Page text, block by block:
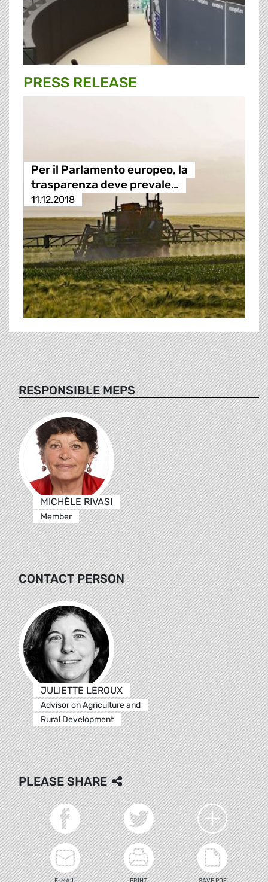
PRESS RELEASE
Per il Parlamento europeo, la
trasparenza deve prevale…
11.12.2018
RESPONSIBLE MEPS
MICHÈLE RIVASI
Member
CONTACT PERSON
JULIETTE LEROUX
Advisor on Agriculture and
Rural Development
PLEASE SHARE